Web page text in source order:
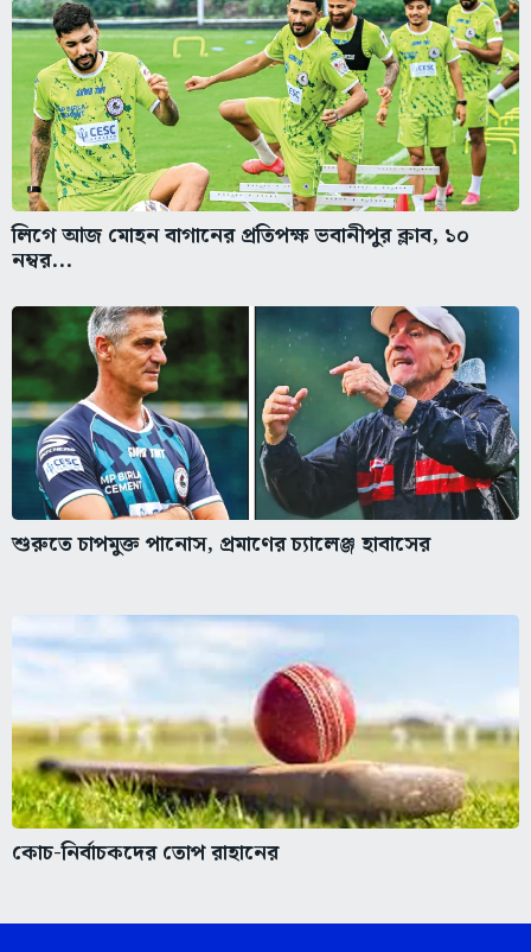
লিগে আজ মোহন বাগানের প্রতিপক্ষ ভবানীপুর ক্লাব, ১০
নম্বর...
শুরুতে চাপমুক্ত পানোস, প্রমাণের চ্যালেঞ্জ হাবাসের
কোচ-নির্বাচকদের তোপ রাহানের